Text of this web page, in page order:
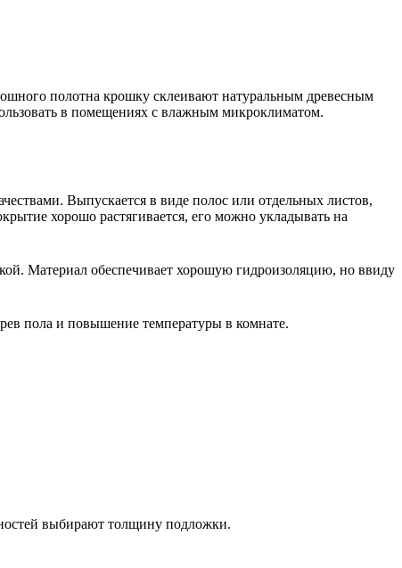
полотна крошку склеивают натуральным древесным
в помещениях с влажным микроклиматом.
Выпускается в виде полос или отдельных листов,
хорошо растягивается, его можно укладывать на
Материал обеспечивает хорошую гидроизоляцию, но ввиду
пола и повышение температуры в комнате.
выбирают толщину подложки.